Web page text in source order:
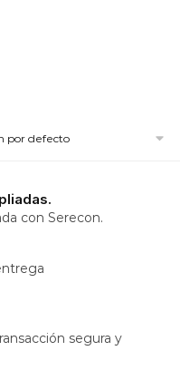
con Serecon.
segura y